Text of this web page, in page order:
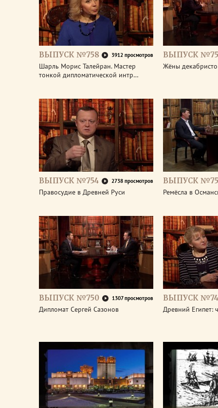
ВЫПУСК №758 3912 просмотров
Шарль Морис Талейран. Мастер
тонкой дипломатической интр…
ВЫПУСК
Жёны
ВЫПУСК №754 2738 просмотров
Правосудие в Древней Руси
ВЫПУСК
Ремёсла в
ВЫПУСК №750 1307 просмотров
Дипломат Сергей Сазонов
ВЫПУСК
Древний Египет: